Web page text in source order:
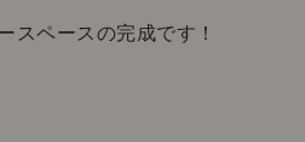
スペースの完成です！